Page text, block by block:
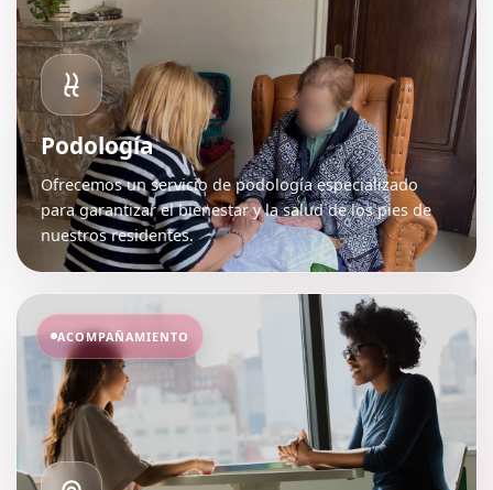
Podología
Ofrecemos un servicio de podología especializado
para garantizar el bienestar y la salud de los pies de
nuestros residentes.
ACOMPAÑAMIENTO